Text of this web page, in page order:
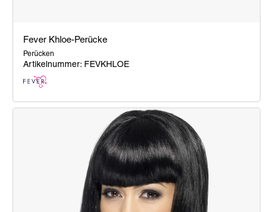
Fever
Fever Khloe-Perücke
Perücken
Artikelnummer: FEVKHLOE